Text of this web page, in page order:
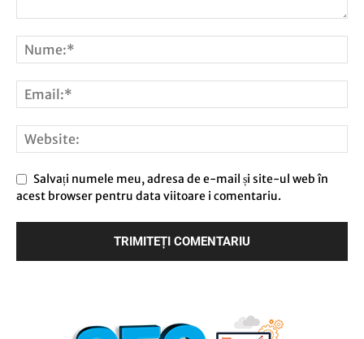
Salvați numele meu, adresa de e-mail și site-ul web în
acest browser pentru data viitoare i comentariu.